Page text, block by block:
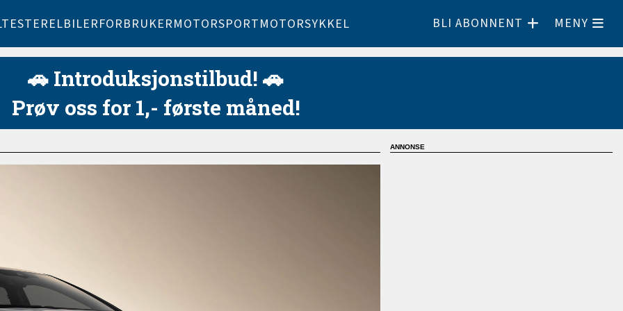
ELBILERFORBRUKERMOTORSPORTMOTORSYKKEL BLI ABONNENT MENY
🚗 Introduksjonstilbud! 🚗
Prøv oss for 1,- første måned!